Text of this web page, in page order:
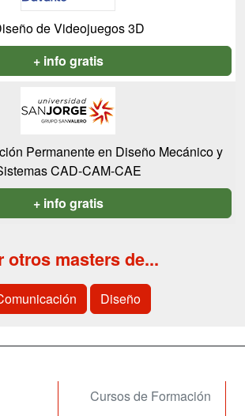
de Videojuegos 3D
+ info gratis
Permanente en Diseño Mecánico y
CAD-CAM-CAE
+ info gratis
otros masters de...
Diseño
Cursos de Formación